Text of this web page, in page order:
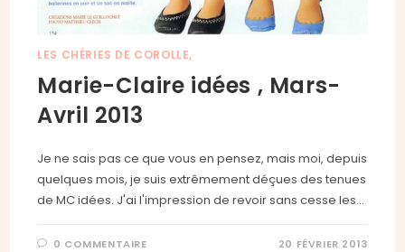
LES CHÉRIES DE COROLLE,
Marie-Claire idées , Mars-
Avril 2013
Je ne sais pas ce que vous en pensez, mais moi, depuis
quelques mois, je suis extrêmement déçues des tenues
de MC idées. J'ai l'impression de revoir sans cesse les…
0 COMMENTAIRE 20 FÉVRIER 2013